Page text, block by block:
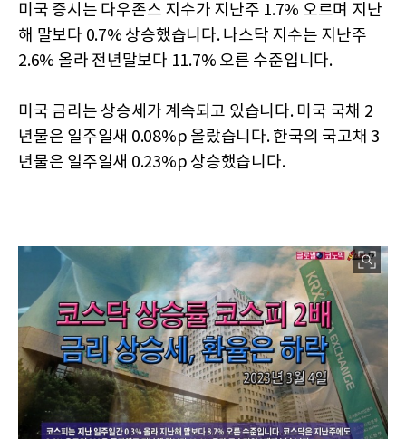
미국 증시는 다우존스 지수가 지난주 1.7% 오르며 지난
해 말보다 0.7% 상승했습니다. 나스닥 지수는 지난주
2.6% 올라 전년말보다 11.7% 오른 수준입니다.
미국 금리는 상승세가 계속되고 있습니다. 미국 국채 2
년물은 일주일새 0.08%p 올랐습니다. 한국의 국고채 3
년물은 일주일새 0.23%p 상승했습니다.